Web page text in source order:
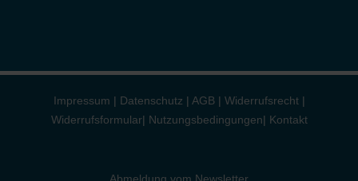
Impressum | Datenschutz | AGB| Widerrufsrecht|
Widerrufsformular| Nutzungsbedingungen| Kontakt